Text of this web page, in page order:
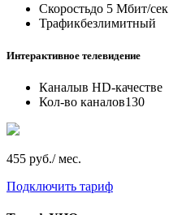
Скоростьдо 5 Мбит/сек
Трафикбезлимитный
Интерактивное телевидение
Каналыв HD-качестве
Кол-во каналов130
455 руб./ мес.
Подключить тариф